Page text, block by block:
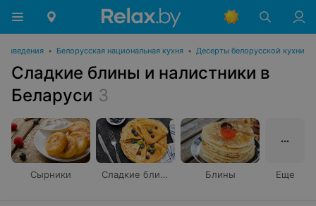
заведения • Белорусская национальная кухня • Десерты белорусской кухни
Сладкие блины и налистники в
Беларуси 3
Сырники Сладкие блины и налистники Блины Еще